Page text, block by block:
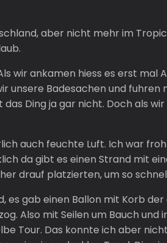
aber nicht mehr im
wir ankamen hiess es erst
unsere Badesachen und fuhren
Ding ja gar nicht. Doch als
auch feuchte Luft. Ich war
da gibt es einen Strand mit
drauf platzierten, um so
es gab einen Ballon mit Korb
Also mit Seilen um Bauch
Tour. Das konnte ich aber